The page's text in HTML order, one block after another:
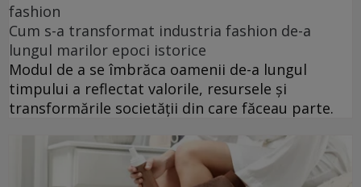
fashion
Cum s-a transformat industria fashion de-a
lungul marilor epoci istorice
Modul de a se îmbrăca oamenii de-a lungul
timpului a reflectat valorile, resursele și
transformările societății din care făceau parte.